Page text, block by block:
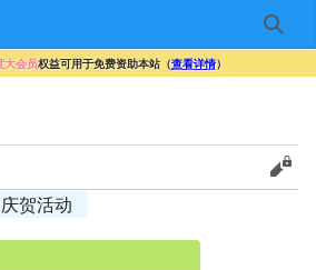
搜索
大会员权益可用于免费资助本站（查看详情）
查看
贺活动